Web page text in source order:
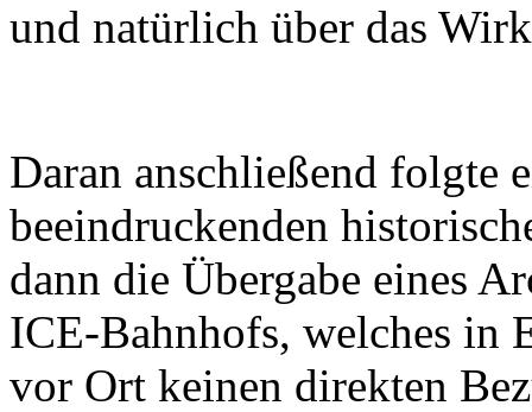
und natürlich über das
Daran anschließend folgte
beeindruckenden
dann die Übergabe eines
ICE-Bahnhofs, welches in
vor Ort keinen direkten